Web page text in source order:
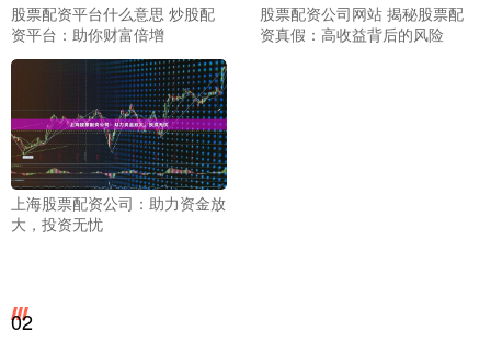
股票配资平台什么意思 炒股配
资平台：助你财富倍增
股票配资公司网站 揭秘股票配
资真假：高收益背后的风险
上海股票配资公司：助力资金放
大，投资无忧
02